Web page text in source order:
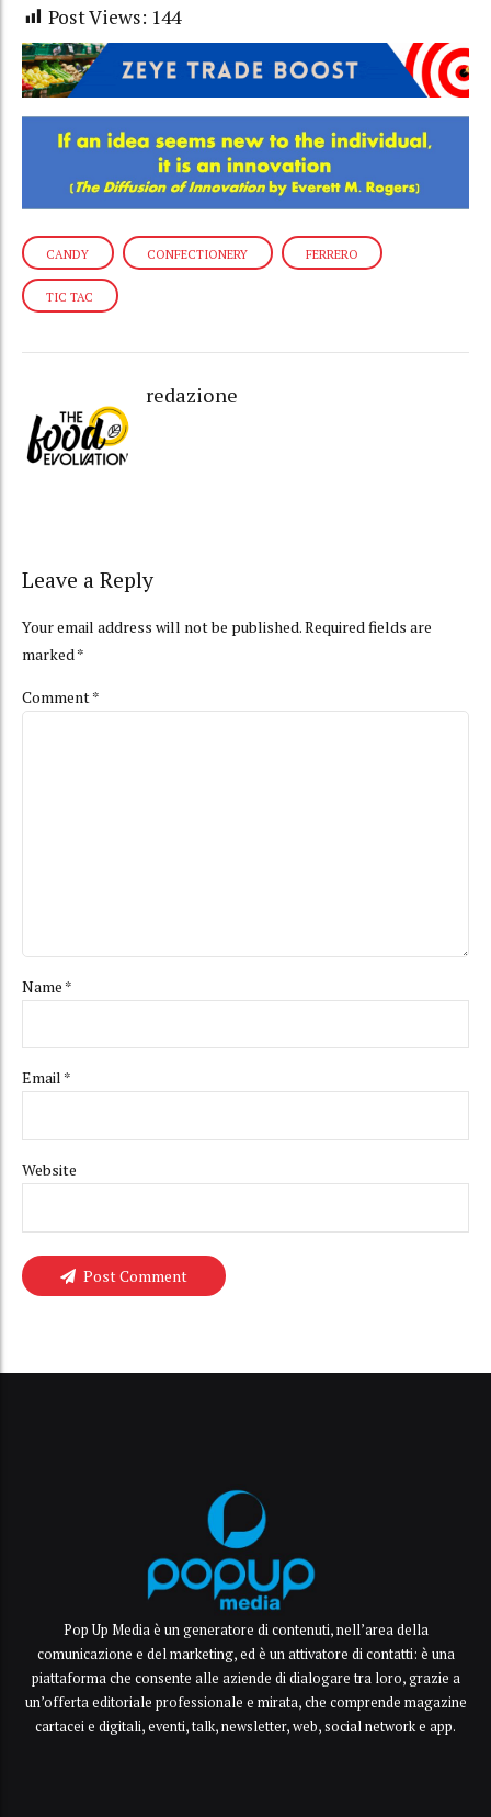
Post Views: 144
CANDY CONFECTIONERY FERRERO
TIC TAC
redazione
Leave a Reply
Your email address will not be published. Required fields are
marked *
Comment*
Name *
Email *
Website
Post Comment
Pop Up Media è un generatore di contenuti, nell’area della
comunicazione e del marketing, ed è un attivatore di contatti: è una
piattaforma che consente alle aziende di dialogare tra loro, grazie a
un’offerta editoriale professionale e mirata, che comprende magazine
cartacei e digitali, eventi, talk, newsletter, web, social network e app.